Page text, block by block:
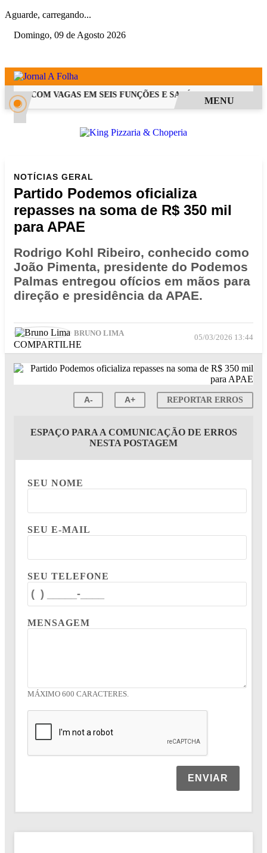
Aguarde, carregando...
Domingo, 09 de Agosto 2026
PSS COM VAGAS EM SEIS FUNÇÕES E SALÁRIOS QUE CHEGAM
MENU
NOTÍCIAS GERAL
Partido Podemos oficializa
repasses na soma de R$ 350 mil
para APAE
Rodrigo Kohl Ribeiro, conhecido como
João Pimenta, presidente do Podemos
Palmas entregou ofícios em mãos para
direção e presidência da APAE.
BRUNO LIMA 05/03/2026 13:44
COMPARTILHE
A- A+ REPORTAR ERROS
ESPAÇO PARA A COMUNICAÇÃO DE ERROS
NESTA POSTAGEM
SEU NOME
SEU E-MAIL
SEU TELEFONE
MENSAGEM
MÁXIMO 600 CARACTERES.
ENVIAR